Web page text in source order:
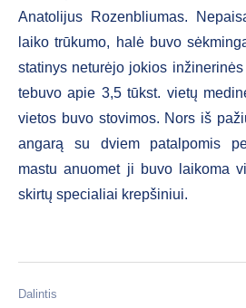
Anatolijus Rozenbliumas.
laiko trūkumo, halė buvo
statinys neturėjo jokios
tebuvo apie 3,5 tūkst. vietų
vietos buvo stovimos. Nors iš
angarą su dviem patalpomis
mastu anuomet ji buvo laikoma
skirtų specialiai krepšiniui.
Dalintis